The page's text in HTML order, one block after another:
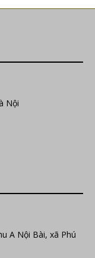
Nội
A Nội Bài, xã Phú